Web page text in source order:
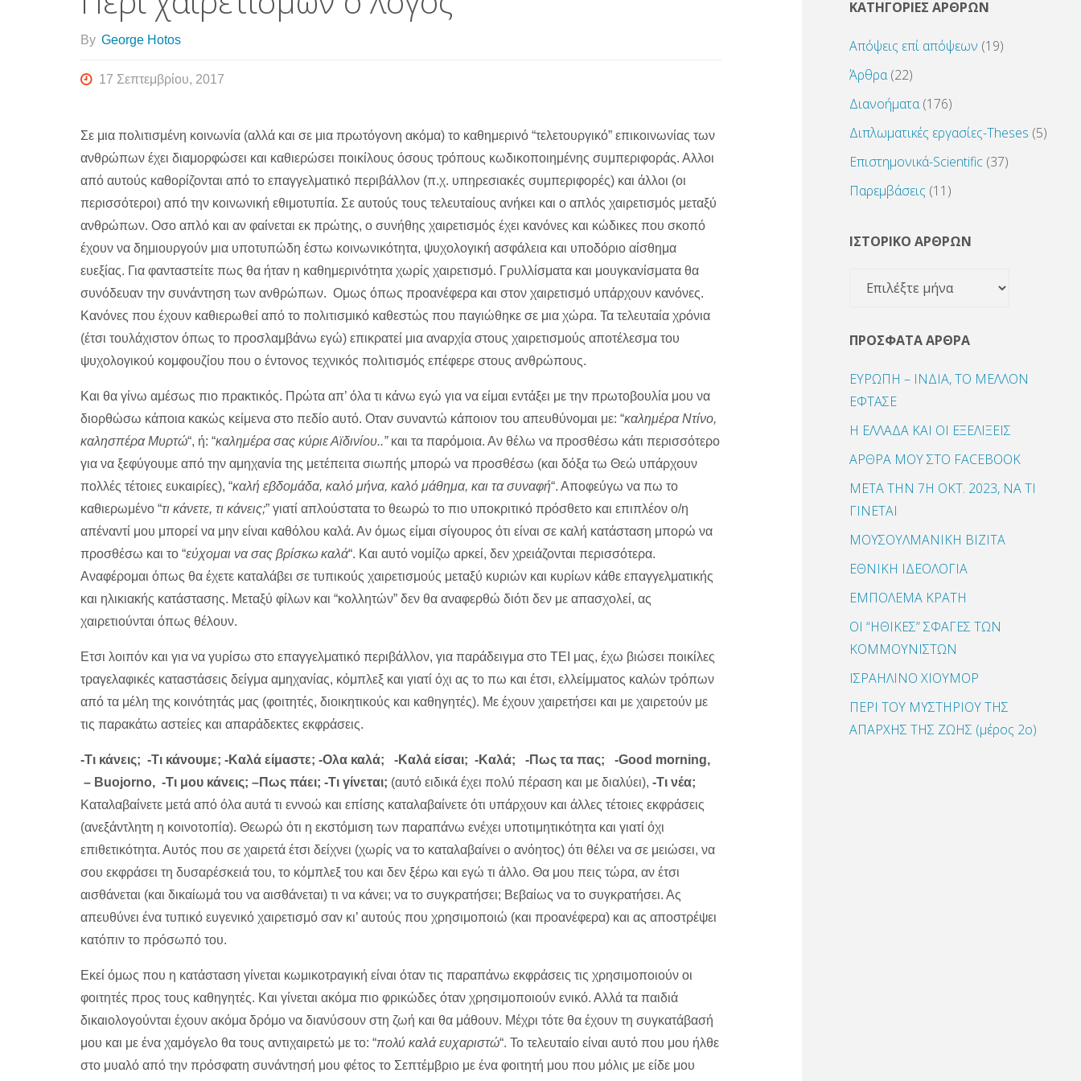
By George Hotos
17 Σεπτεμβρίου, 2017
Σε μια πολιτισμένη κοινωνία (αλλά και σε μια πρωτόγονη ακόμα) το καθημερινό “τελετουργικό” επικοινωνίας των
ανθρώπων έχει διαμορφώσει και καθιερώσει ποικίλους όσους τρόπους κωδικοποιημένης συμπεριφοράς. Αλλοι
από αυτούς καθορίζονται από το επαγγελματικό περιβάλλον (π.χ. υπηρεσιακές συμπεριφορές) και άλλοι (οι
περισσότεροι) από την κοινωνική εθιμοτυπία. Σε αυτούς τους τελευταίους ανήκει και ο απλός χαιρετισμός μεταξύ
ανθρώπων. Οσο απλό και αν φαίνεται εκ πρώτης, ο συνήθης χαιρετισμός έχει κανόνες και κώδικες που σκοπό
έχουν να δημιουργούν μια υποτυπώδη έστω κοινωνικότητα, ψυχολογική ασφάλεια και υποδόριο αίσθημα
ευεξίας. Για φανταστείτε πως θα ήταν η καθημερινότητα χωρίς χαιρετισμό. Γρυλλίσματα και μουγκανίσματα θα
συνόδευαν την συνάντηση των ανθρώπων. Ομως όπως προανέφερα και στον χαιρετισμό υπάρχουν κανόνες.
Κανόνες που έχουν καθιερωθεί από το πολιτισμικό καθεστώς που παγιώθηκε σε μια χώρα. Τα τελευταία χρόνια
(έτσι τουλάχιστον όπως το προσλαμβάνω εγώ) επικρατεί μια αναρχία στους χαιρετισμούς αποτέλεσμα του
ψυχολογικού κομφουζίου που ο έντονος τεχνικός πολιτισμός επέφερε στους ανθρώπους.
Και θα γίνω αμέσως πιο πρακτικός. Πρώτα απ’ όλα τι κάνω εγώ για να είμαι εντάξει με την πρωτοβουλία μου να
διορθώσω κάποια κακώς κείμενα στο πεδίο αυτό. Οταν συναντώ κάποιον του απευθύνομαι με: “καλημέρα Ντίνο,
καλησπέρα Μυρτώ“, ή: “καλημέρα σας κύριε Αϊδινίου..”και τα παρόμοια. Αν θέλω να προσθέσω κάτι περισσότερο
για να ξεφύγουμε από την αμηχανία της μετέπειτα σιωπής μπορώ να προσθέσω (και δόξα τω Θεώ υπάρχουν
πολλές τέτοιες ευκαιρίες), “καλή εβδομάδα, καλό μήνα, καλό μάθημα, και τα συναφή“. Αποφεύγω να πω το
καθιερωμένο “τι κάνετε, τι κάνεις;” γιατί απλούστατα το θεωρώ το πιο υποκριτικό πρόσθετο και επιπλέον ο/η
απέναντί μου μπορεί να μην είναι καθόλου καλά. Αν όμως είμαι σίγουρος ότι είναι σε καλή κατάσταση μπορώ να
προσθέσω και το “εύχομαι να σας βρίσκω καλά“. Και αυτό νομίζω αρκεί, δεν χρειάζονται περισσότερα.
Αναφέρομαι όπως θα έχετε καταλάβει σε τυπικούς χαιρετισμούς μεταξύ κυριών και κυρίων κάθε επαγγελματικής
και ηλικιακής κατάστασης. Μεταξύ φίλων και “κολλητών” δεν θα αναφερθώ διότι δεν με απασχολεί, ας
χαιρετιούνται όπως θέλουν.
Ετσι λοιπόν και για να γυρίσω στο επαγγελματικό περιβάλλον, για παράδειγμα στο ΤΕΙ μας, έχω βιώσει ποικίλες
τραγελαφικές καταστάσεις δείγμα αμηχανίας, κόμπλεξ και γιατί όχι ας το πω και έτσι, ελλείμματος καλών τρόπων
από τα μέλη της κοινότητάς μας (φοιτητές, διοικητικούς και καθηγητές). Με έχουν χαιρετήσει και με χαιρετούν με
τις παρακάτω αστείες και απαράδεκτες εκφράσεις.
-Τι κάνεις; -Τι κάνουμε; -Καλά είμαστε; -Ολα καλά; -Καλά είσαι; -Καλά; -Πως τα πας; -Good morning,
– Buojorno, -Τι μου κάνεις; –Πως πάει; -Τι γίνεται; (αυτό ειδικά έχει πολύ πέραση και με διαλύει), -Τι νέα;
Καταλαβαίνετε μετά από όλα αυτά τι εννοώ και επίσης καταλαβαίνετε ότι υπάρχουν και άλλες τέτοιες εκφράσεις
(ανεξάντλητη η κοινοτοπία). Θεωρώ ότι η εκστόμιση των παραπάνω ενέχει υποτιμητικότητα και γιατί όχι
επιθετικότητα. Αυτός που σε χαιρετά έτσι δείχνει (χωρίς να το καταλαβαίνει ο ανόητος) ότι θέλει να σε μειώσει, να
σου εκφράσει τη δυσαρέσκειά του, το κόμπλεξ του και δεν ξέρω και εγώ τι άλλο. Θα μου πεις τώρα, αν έτσι
αισθάνεται (και δικαίωμά του να αισθάνεται) τι να κάνει; να το συγκρατήσει; Βεβαίως να το συγκρατήσει. Ας
απευθύνει ένα τυπικό ευγενικό χαιρετισμό σαν κι’ αυτούς που χρησιμοποιώ (και προανέφερα) και ας αποστρέψει
κατόπιν το πρόσωπό του.
Εκεί όμως που η κατάσταση γίνεται κωμικοτραγική είναι όταν τις παραπάνω εκφράσεις τις χρησιμοποιούν οι
φοιτητές προς τους καθηγητές. Και γίνεται ακόμα πιο φρικώδες όταν χρησιμοποιούν ενικό. Αλλά τα παιδιά
δικαιολογούνται έχουν ακόμα δρόμο να διανύσουν στη ζωή και θα μάθουν. Μέχρι τότε θα έχουν τη συγκατάβασή
μου και με ένα χαμόγελο θα τους αντιχαιρετώ με το: “πολύ καλά ευχαριστώ“. Το τελευταίο είναι αυτό που μου ήλθε
στο μυαλό από την πρόσφατη συνάντησή μου φέτος το Σεπτέμβριο με ένα φοιτητή μου που μόλις με είδε μου
ΚΑΤΗΓΟΡΙΕΣ ΑΡΘΡΩΝ
Απόψεις επί απόψεων (19)
Άρθρα(22)
Διανοήματα(176)
Διπλωματικές εργασίες-Theses (5)
Επιστημονικά-Scientific (37)
Παρεμβάσεις (11)
ΙΣΤΟΡΙΚΟ ΑΡΘΡΩΝ
ΙΣΤΟΡΙΚΟ
ΠΡΌΣΦΑΤΑ ΆΡΘΡΑ
ΕΥΡΩΠΗ – ΙΝΔΙΑ, ΤΟ ΜΕΛΛΟΝ
ΕΦΤΑΣΕ
Η ΕΛΛΑΔΑ ΚΑΙ ΟΙ ΕΞΕΛΙΞΕΙΣ
ΑΡΘΡΑ ΜΟΥ ΣΤΟ FACEBOOK
ΜΕΤΑ ΤΗΝ 7Η ΟΚΤ. 2023, ΝΑ ΤΙ
ΓΙΝΕΤΑΙ
ΜΟΥΣΟΥΛΜΑΝΙΚΗ ΒΙΖΙΤΑ
ΕΘΝΙΚΗ ΙΔΕΟΛΟΓΙΑ
ΕΜΠΟΛΕΜΑ ΚΡΑΤΗ
ΟΙ “ΗΘΙΚΕΣ” ΣΦΑΓΕΣ ΤΩΝ
ΚΟΜΜΟΥΝΙΣΤΩΝ
ΙΣΡΑΗΛΙΝΟ ΧΙΟΥΜΟΡ
ΠΕΡΙ ΤΟΥ ΜΥΣΤΗΡΙΟΥ ΤΗΣ
ΑΠΑΡΧΗΣ ΤΗΣ ΖΩΗΣ (μέρος 2ο)